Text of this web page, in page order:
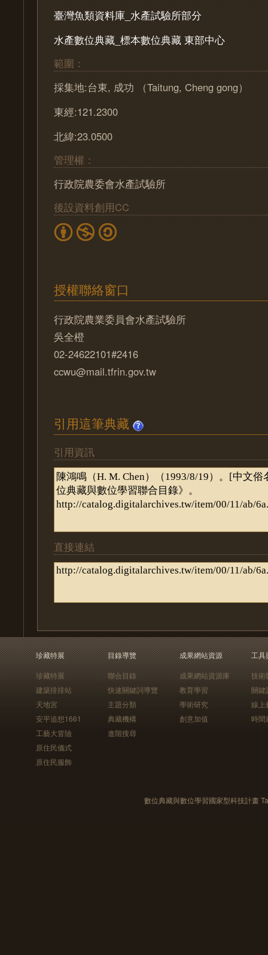
臺灣魚類資料庫_水產試驗所部分
水產數位典藏_標本數位典藏 東部中心
範圍：
採集地:台東, 成功 （Taitung, Cheng gong）
東經:121.2300
北緯:23.0500
管理權：
行政院農委會水產試驗所
後設資料創用CC
授權聯絡窗口
行政院農業委員會水產試驗所
吳全橙
02-24622101#2416
ccwu@mail.tfrin.gov.tw
引用這筆典藏
引用資訊
直接連結
珍藏特展
珍藏特展
建築排排站
天地宮
安平追想1661
工藝大冒險
原住民儀式
原住民服飾
目錄導覽
聯合目錄
快速關鍵詞導覽
主題分類
典藏機構
進階搜尋
成果網站資源
成果網站資源庫
教育學習
學術研究
創意加值
工具
技術
關鍵
線上
時間
數位典藏與數位學習國家型科技計畫